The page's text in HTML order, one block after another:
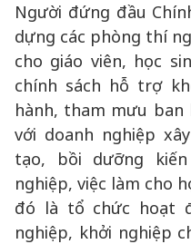
Người đứng đầu
dựng các phòng thí
cho giáo viên, học
chính sách hỗ trợ
hành, tham mưu ban
với doanh nghiệp
tạo, bồi dưỡng
nghiệp, việc làm cho
đó là tổ chức hoạt
nghiệp, khởi nghiệp